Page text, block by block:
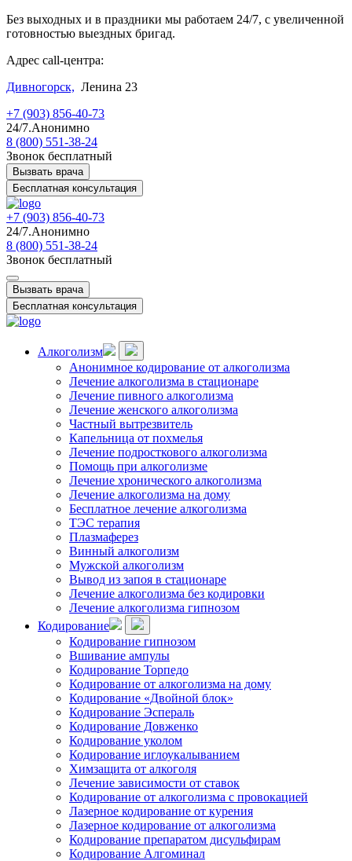
Без выходных и в праздники мы работаем 24/7, с увеличенной
готовностью выездных бригад.
Адрес call-центра:
Дивногорск, Ленина 23
+7 (903) 856-40-73
24/7.Анонимно
8 (800) 551-38-24
Звонок бесплатный
Вызвать врача
Бесплатная консультация
+7 (903) 856-40-73
24/7.Анонимно
8 (800) 551-38-24
Звонок бесплатный
Вызвать врача
Бесплатная консультация
Алкоголизм
Анонимное кодирование от алкоголизма
Лечение алкоголизма в стационаре
Лечение пивного алкоголизма
Лечение женского алкоголизма
Частный вытрезвитель
Капельница от похмелья
Лечение подросткового алкоголизма
Помощь при алкоголизме
Лечение хронического алкоголизма
Лечение алкоголизма на дому
Бесплатное лечение алкоголизма
ТЭС терапия
Плазмаферез
Винный алкоголизм
Мужской алкоголизм
Вывод из запоя в стационаре
Лечение алкоголизма без кодировки
Лечение алкоголизма гипнозом
Кодирование
Кодирование гипнозом
Вшивание ампулы
Кодирование Торпедо
Кодирование от алкоголизма на дому
Кодирование «Двойной блок»
Кодирование Эспераль
Кодирование Довженко
Кодирование уколом
Кодирование иглоукалыванием
Химзащита от алкоголя
Лечение зависимости от ставок
Кодирование от алкоголизма с провокацией
Лазерное кодирование от курения
Лазерное кодирование от алкоголизма
Кодирование препаратом дисульфирам
Кодирование Алгоминал